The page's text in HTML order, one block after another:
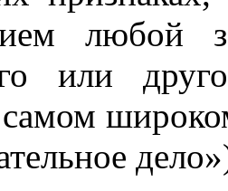
любой
или
самом